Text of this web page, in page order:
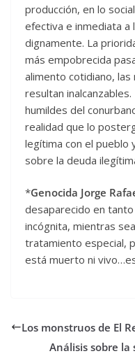
producción, en lo
efectiva e inmediata a
dignamente. La
más empobrecida
alimento cotidiano, las
resultan
humildes del
realidad que lo
legítima con el pueblo
sobre la deuda
*Genocida Jorge
desaparecido en
incógnita, mientras
tratamiento especial,
está muerto ni
Los monstruos de El
Análisis sobre